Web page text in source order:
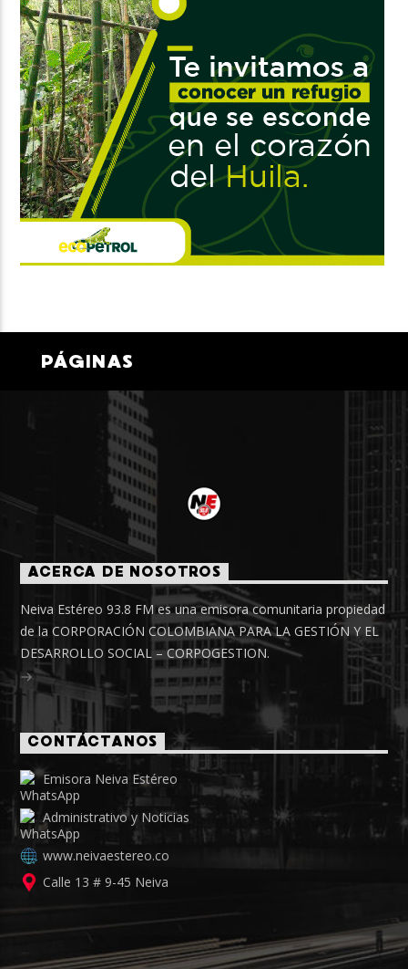
PÁGINAS
ACERCA DE NOSOTROS
Neiva Estéreo 93.8 FM es una emisora comunitaria propiedad
de la CORPORACIÓN COLOMBIANA PARA LA GESTIÓN Y EL
DESARROLLO SOCIAL – CORPOGESTION.
CONTÁCTANOS
Emisora Neiva Estéreo
Administrativo y Noticias
www.neivaestereo.co
Calle 13 # 9-45 Neiva